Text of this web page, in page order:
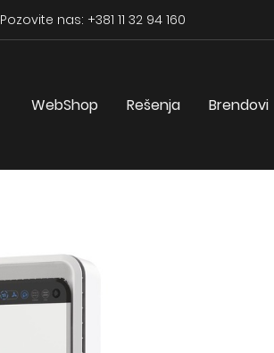
Pozovite nas: +381 11 32 94 160
WebShop Rešenja Brendovi